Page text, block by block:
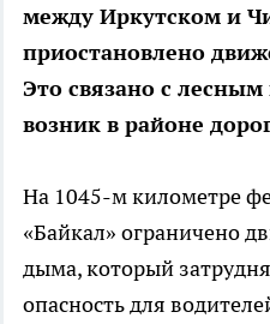
между Иркутском и
приостановлено
Это связано с
возник в районе
На 1045-м километре
«Байкал» ограничено
дыма, который
опасность для